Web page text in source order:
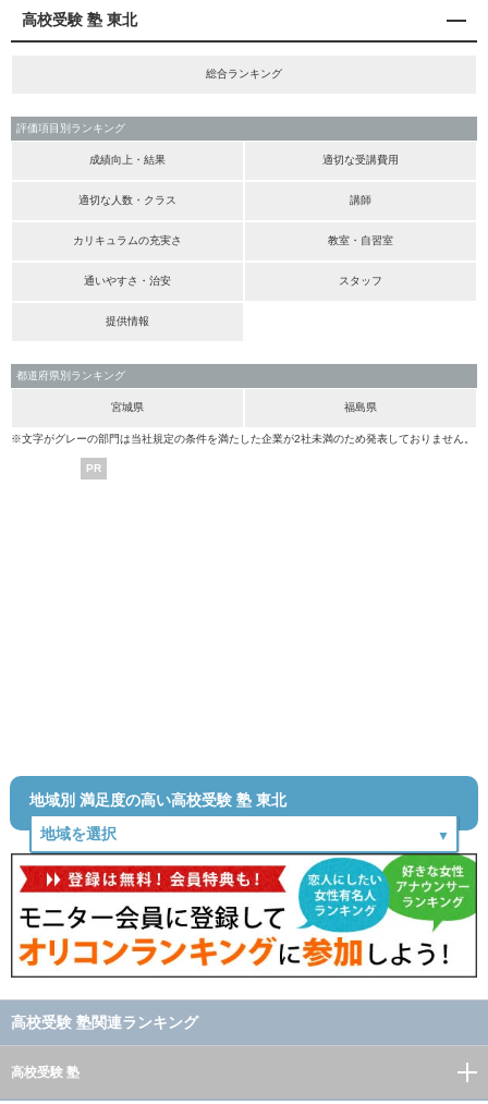
高校受験 塾 東北
総合ランキング
評価項目別ランキング
成績向上・結果 適切な受講費用
適切な人数・クラス 講師
カリキュラムの充実さ 教室・自習室
通いやすさ・治安 スタッフ
提供情報
都道府県別ランキング
宮城県 福島県
※文字がグレーの部門は当社規定の条件を満たした企業が2社未満のため発表しておりません。
PR
地域別 満足度の高い高校受験 塾 東北
高校受験 塾関連ランキング
高校受験 塾